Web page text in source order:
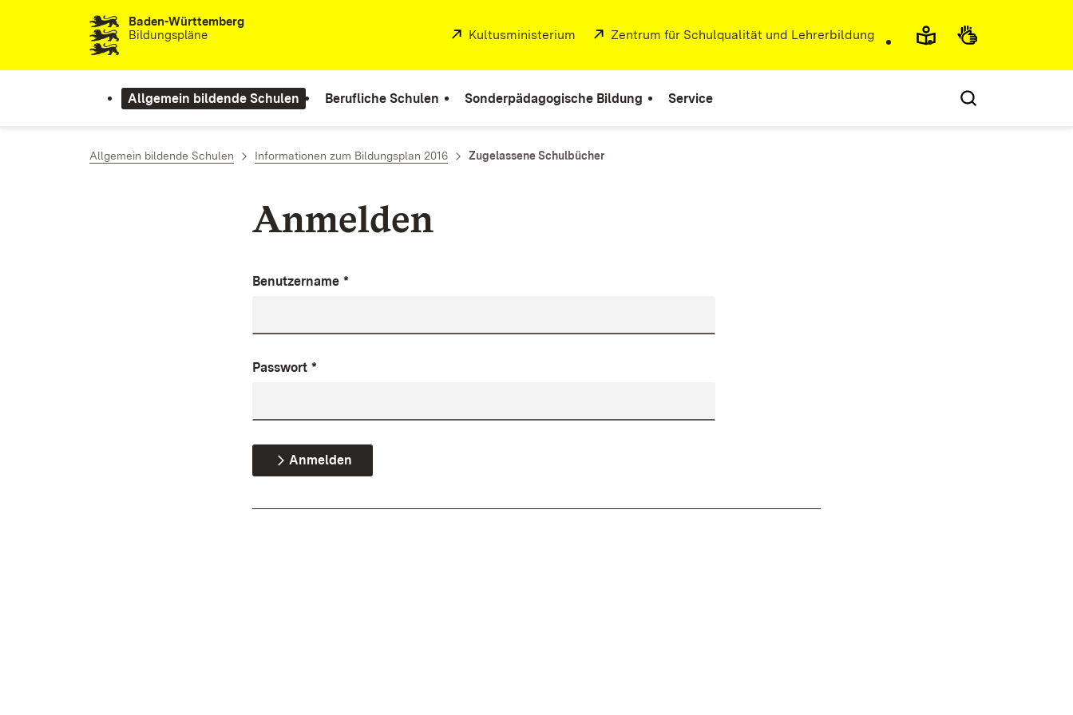
Zum Inhalt springenBaden-Württemberg
Bildungspläne
Extern:
Kultusministerium (Öffnet in neuem Fenster)
Extern:
Zentrum für Schulqualität und Lehrerbildung
Allgemein bildende Schulen Berufliche Schulen Sonderpädagogische Bildung Service
Allgemein bildende Schulen Informationen zum Bildungsplan 2016 Zugelassene Schulbücher
Anmelden
Benutzername *
Passwort *
Anmelden